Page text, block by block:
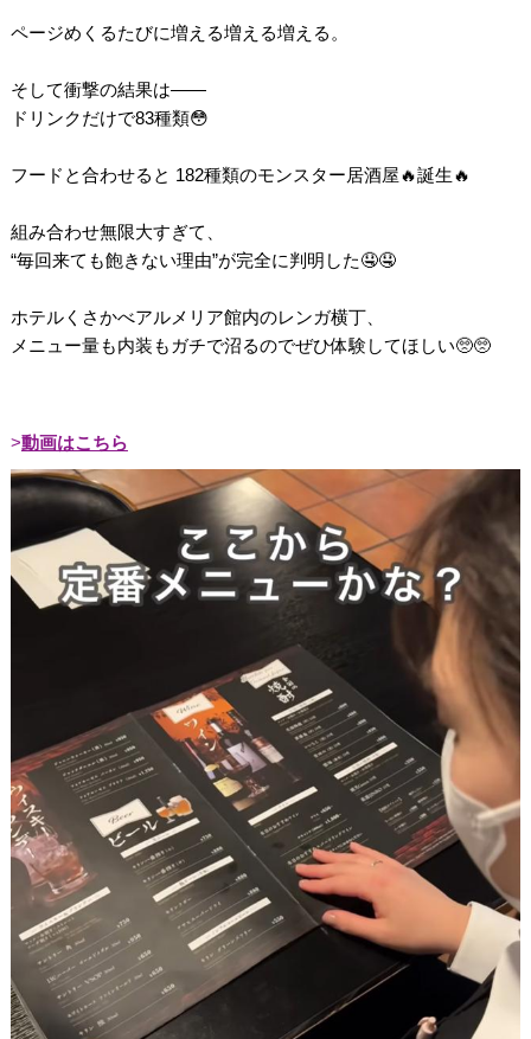
ページめくるたびに増える増える増える。
そして衝撃の結果は――
ドリンクだけで83種類😳
フードと合わせると 182種類のモンスター居酒屋🔥誕生🔥
組み合わせ無限大すぎて、
“毎回来ても飽きない理由”が完全に判明した🤤🤤
ホテルくさかべアルメリア館内のレンガ横丁、
メニュー量も内装もガチで沼るのでぜひ体験してほしい🥺🥺
動画はこちら